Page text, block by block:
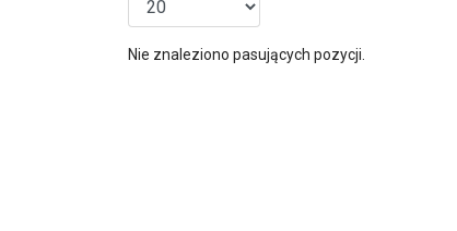
Nie znaleziono pasujących pozycji.